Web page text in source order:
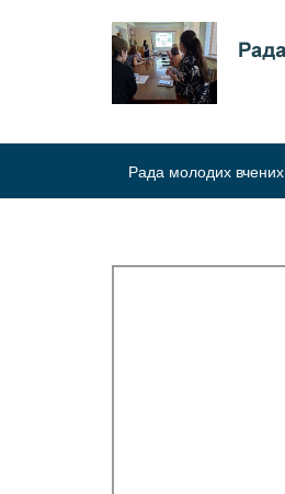
Рада молодих вчених